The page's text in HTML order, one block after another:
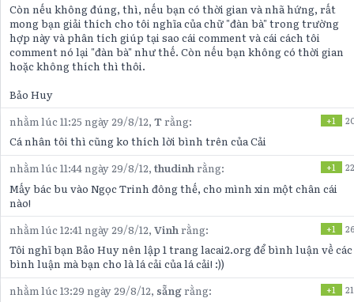
Còn nếu không đúng, thì, nếu bạn có thời gian và nhã hứng, rất
mong bạn giải thích cho tôi nghĩa của chữ "đàn bà" trong trường
hợp này và phân tích giúp tại sao cái comment và cái cách tôi
comment nó lại "đàn bà" như thế. Còn nếu bạn không có thời gian
hoặc không thích thì thôi.
Bảo Huy
nhằm lúc 11:25 ngày 29/8/12,Trằng: +1
Cá nhân tôi thì cũng ko thích lời bình trên của Cải
nhằm lúc 11:44 ngày 29/8/12,thudinhrằng: +1 22
Mấy bác bu vào Ngọc Trinh đông thế, cho mình xin một chân cái
nào!
nhằm lúc 12:41 ngày 29/8/12,Vinh rằng: +1 26
Tôi nghĩ bạn Bảo Huy nên lập 1 trang lacai2.org để bình luận về các
bình luận mà bạn cho là lá cải của lá cải! :))
nhằm lúc 13:29 ngày 29/8/12, sẵngrằng: +1 21